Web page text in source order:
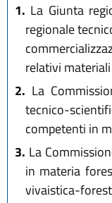
1. La Giunta
regionale
relativi
2. La
tecnico-
competenti in
3. La
in materia
vivaistica-